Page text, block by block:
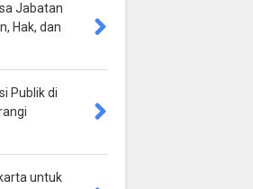
Jabatan
Hak, dan
Publik di
untuk